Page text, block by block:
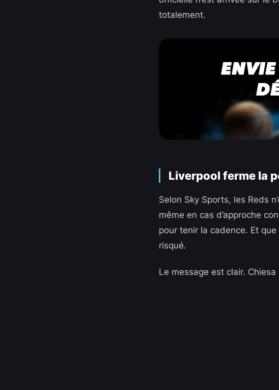
totalement.
Liverpool ferme la
Selon Sky Sports, les Reds
même en cas d’approche
pour tenir la cadence. Et
risqué.
Le message est clair.